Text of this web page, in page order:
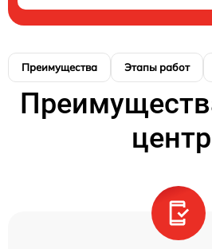
Преимущества Этапы работ